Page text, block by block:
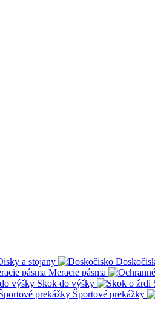
a stojany
Meracie pásma
Skok do výšky
Športové prekážky